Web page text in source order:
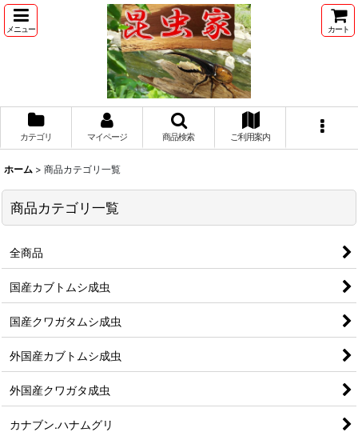
メニュー カート
カテゴリ マイページ 商品検索 ご利用案内
ホーム > 商品カテゴリ一覧
商品カテゴリ一覧
全商品
国産カブトムシ成虫
国産クワガタムシ成虫
外国産カブトムシ成虫
外国産クワガタ成虫
カナブン.ハナムグリ